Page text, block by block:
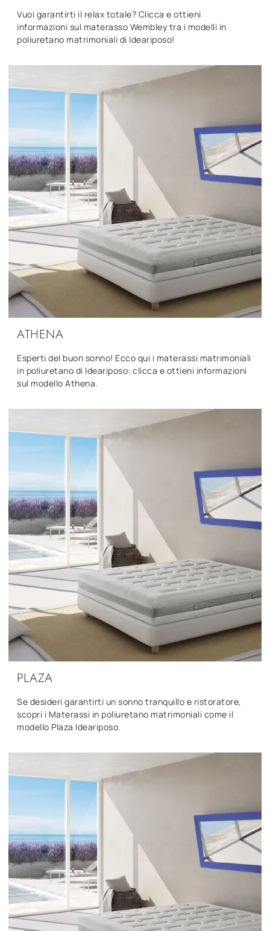
Vuoi garantirti il relax totale? Clicca e ottieni
informazioni sul materasso Wembley tra i modelli in
poliuretano matrimoniali di Ideariposo!
ATHENA
Esperti del buon sonno! Ecco qui i materassi matrimoniali
in poliuretano di Ideariposo: clicca e ottieni informazioni
sul modello Athena.
PLAZA
Se desideri garantirti un sonno tranquillo e ristoratore,
scopri i Materassi in poliuretano matrimoniali come il
modello Plaza Ideariposo.